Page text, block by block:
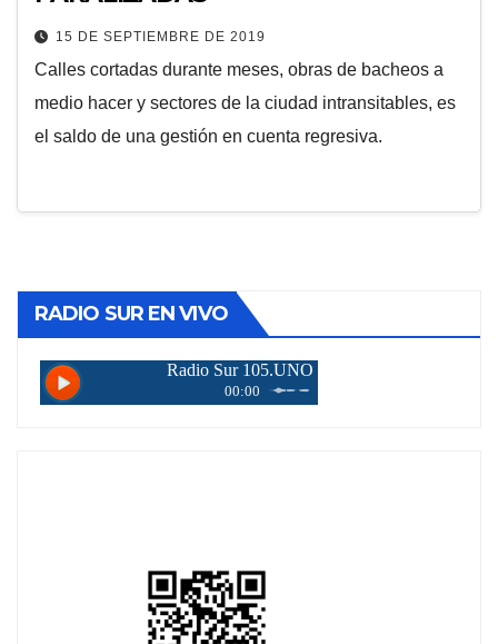
15 DE SEPTIEMBRE DE 2019
Calles cortadas durante meses, obras de bacheos a
medio hacer y sectores de la ciudad intransitables, es
el saldo de una gestión en cuenta regresiva.
RADIO SUR EN VIVO